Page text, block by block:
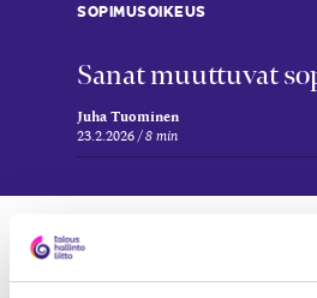
SOPIMUSOIKEUS
Sanat muuttuvat
Juha Tuominen
23.2.2026 8 min
Verkkokoulutukset
TALOUSHALLINTOALAN HYVÄ